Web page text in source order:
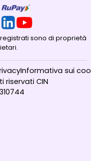
sono di proprietà
riservati CIN
Informativa sui